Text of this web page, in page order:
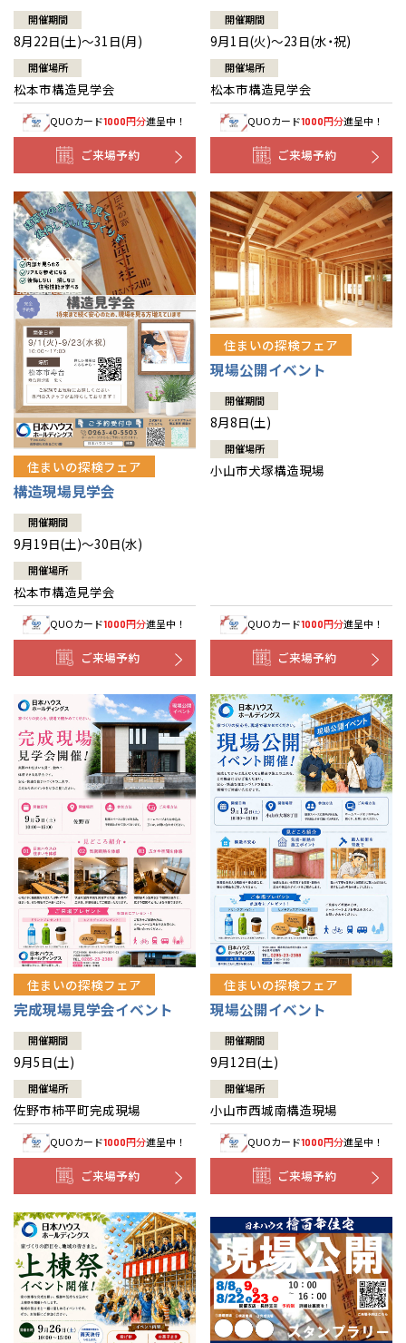
開催期間
8月22日(土)～31日(月)
開催場所
松本市構造見学会
QUOカード1000円分進呈中！
ご来場予約
開催期間
9月1日(火)～23日(水・祝)
開催場所
松本市構造見学会
QUOカード1000円分進呈中！
ご来場予約
住まいの探検フェア
構造現場見学会
開催期間
9月19日(土)～30日(水)
開催場所
松本市構造見学会
QUOカード1000円分進呈中！
ご来場予約
住まいの探検フェア
現場公開イベント
開催期間
8月8日(土)
開催場所
小山市犬塚構造現場
QUOカード1000円分進呈中！
ご来場予約
住まいの探検フェア
完成現場見学会イベント
開催期間
9月5日(土)
開催場所
佐野市柿平町完成現場
QUOカード1000円分進呈中！
ご来場予約
住まいの探検フェア
現場公開イベント
開催期間
9月12日(土)
開催場所
小山市西城南構造現場
QUOカード1000円分進呈中！
ご来場予約